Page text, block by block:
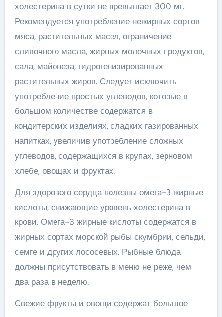
холестерина в сутки не превышает 300 мг.
Рекомендуется употребление нежирных сортов
мяса, растительных масел, ограничение
сливочного масла, жирных молочных продуктов,
сала, майонеза, гидрогенизированных
растительных жиров. Следует исключить
употребление простых углеводов, которые в
большом количестве содержатся в
кондитерских изделиях, сладких газированных
напитках, увеличив употребление сложных
углеводов, содержащихся в крупах, зерновом
хлебе, овощах и фруктах.
Для здорового сердца полезны омега-3 жирные
кислоты, снижающие уровень холестерина в
крови. Омега-3 жирные кислоты содержатся в
жирных сортах морской рыбы скумбрии, сельди,
семге и других лососевых. Рыбные блюда
должны присутствовать в меню не реже, чем
два раза в неделю.
Свежие фрукты и овощи содержат большое